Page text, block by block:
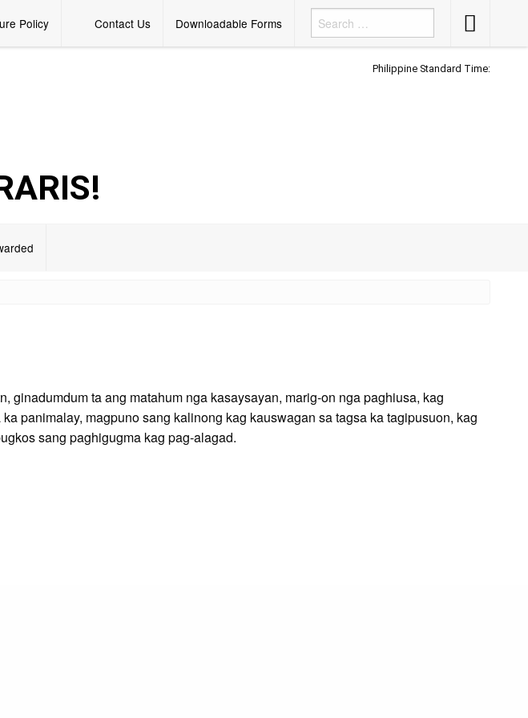
Policy Contact Us Downloadable Forms Accessibility
Button
Philippine Standard Time:
ta ang matahum nga kasaysayan, marig-on nga paghiusa, kag
panimalay, magpuno sang kalinong kag kauswagan sa tagsa ka tagipusuon, kag
sang paghigugma kag pag-alagad.